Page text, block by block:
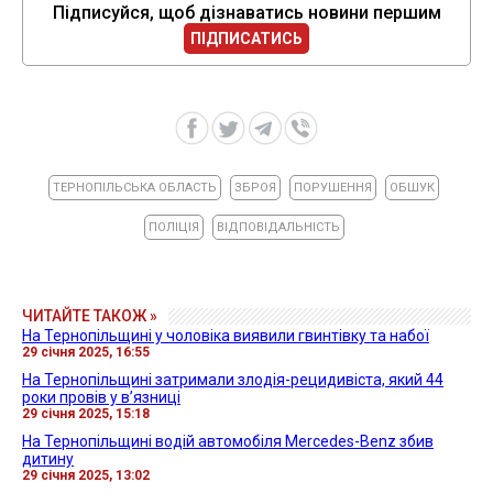
Підписуйся, щоб дізнаватись новини першим
ПІДПИСАТИСЬ
ТЕРНОПІЛЬСЬКА ОБЛАСТЬ ЗБРОЯ ПОРУШЕННЯ ОБШУК
ПОЛІЦІЯ ВІДПОВІДАЛЬНІСТЬ
ЧИТАЙТЕ ТАКОЖ »
На Тернопільщині у чоловіка виявили гвинтівку та набої
29 січня 2025, 16:55
На Тернопільщині затримали злодія-рецидивіста, який 44
роки провів у в’язниці
29 січня 2025, 15:18
На Тернопільщині водій автомобіля Mercedes-Benz збив
дитину
29 січня 2025, 13:02